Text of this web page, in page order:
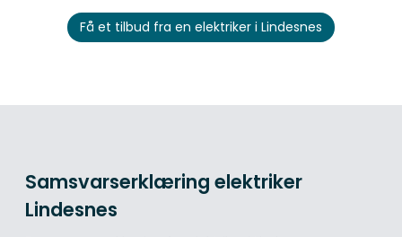
Få et tilbud fra en elektriker i Lindesnes
Samsvarserklæring elektriker
Lindesnes